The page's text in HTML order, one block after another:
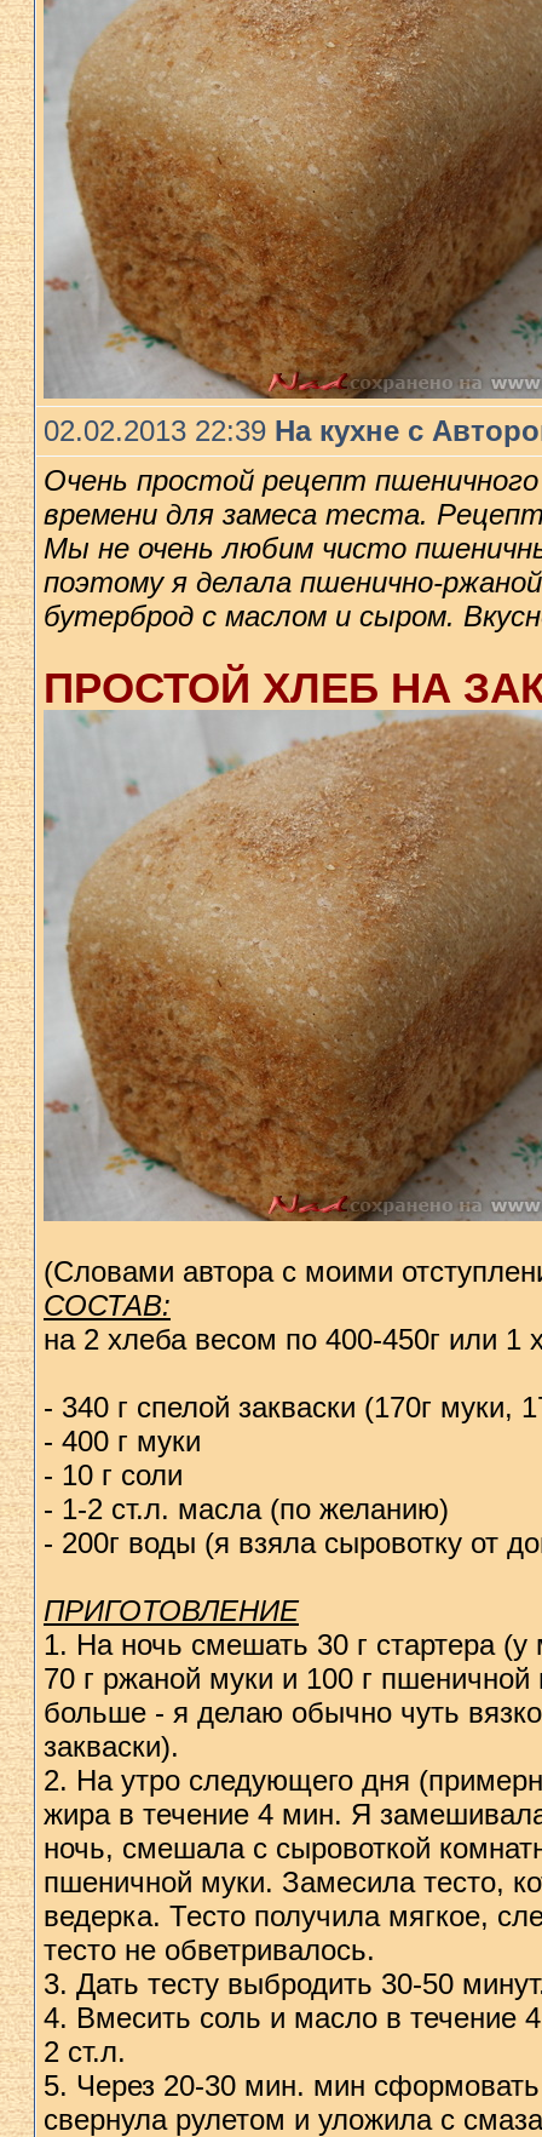
02.02.2013 22:39 На кухне с
Очень простой рецепт
времени для замеса теста.
Мы не очень любим чисто
поэтому я делала пшенично-
бутерброд с маслом и сыром.
ПРОСТОЙ ХЛЕБ НА
(Словами автора с моими
СОСТАВ:
на 2 хлеба весом по 400-450г или 1
- 340 г спелой закваски (170г муки,
- 400 г муки
- 10 г соли
- 1-2 ст.л. масла (по желанию)
- 200г воды (я взяла сыровотку от
ПРИГОТОВЛЕНИЕ
1. На ночь смешать 30 г стартера
70 г ржаной муки и 100 г
больше - я делаю обычно чуть
закваски).
2. На утро следующего дня
жира в течение 4 мин. Я
ночь, смешала с сыровоткой
пшеничной муки. Замесила тесто,
ведерка. Тесто получила мягкое,
тесто не обветривалось.
3. Дать тесту выбродить 30-50
4. Вмесить соль и масло в течение
2 ст.л.
5. Через 20-30 мин. мин сформовать
свернула рулетом и уложила с